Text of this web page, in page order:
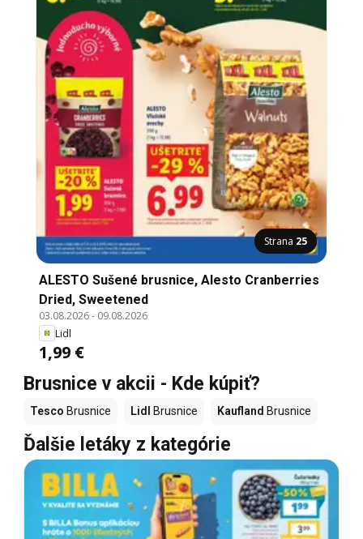
Strana 25
ALESTO Sušené brusnice, Alesto Cranberries
Dried, Sweetened
03.08.2026- 09.08.2026
Lidl
1,99 €
Brusnice v akcii - Kde kúpiť?
Tesco Brusnice Lidl Brusnice Kaufland Brusnice
Ďalšie letáky z kategórie